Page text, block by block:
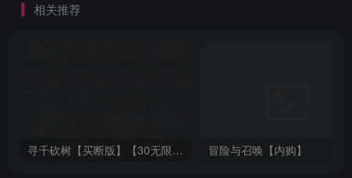
相关推荐
寻千砍树【买断版】【30无限代金】 冒险与召唤【内购】